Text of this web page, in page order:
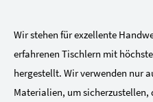
Wir stehen für exzellente
erfahrenen Tischlern mit
hergestellt. Wir verwenden nur
Materialien, um sicherzustellen,